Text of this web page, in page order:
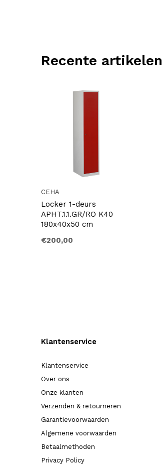
Recente artikelen
CEHA
Locker 1-deurs
APHT.1.1.GR/RO K40
180x40x50 cm
€200,00
Klantenservice
Klantenservice
Over ons
Onze klanten
Verzenden & retourneren
Garantievoorwaarden
Algemene voorwaarden
Betaalmethoden
Privacy Policy